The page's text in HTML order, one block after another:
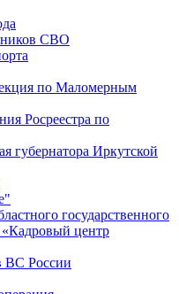
СВО
по Маломерным
Росреестра по
губернатора Иркутской
государственного
«Кадровый центр
ВС России